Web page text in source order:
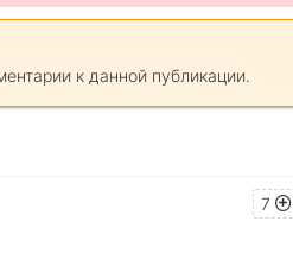
к данной публикации.
7